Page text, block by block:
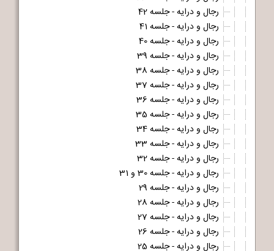
رجال و درایه - جلسه 42
رجال و درایه - جلسه 41
رجال و درایه - جلسه 40
رجال و درایه - جلسه 39
رجال و درایه - جلسه 38
رجال و درایه - جلسه 37
رجال و درایه - جلسه 36
رجال و درایه - جلسه 35
رجال و درایه - جلسه 34
رجال و درایه - جلسه 33
رجال و درایه - جلسه 32
رجال و درایه - جلسه 30 و 31
رجال و درایه - جلسه 29
رجال و درایه - جلسه 28
رجال و درایه - جلسه 27
رجال و درایه - جلسه 26
رجال و درایه - جلسه 25